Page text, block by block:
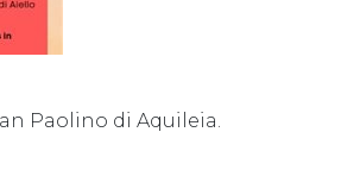
Paolino di Aquileia.